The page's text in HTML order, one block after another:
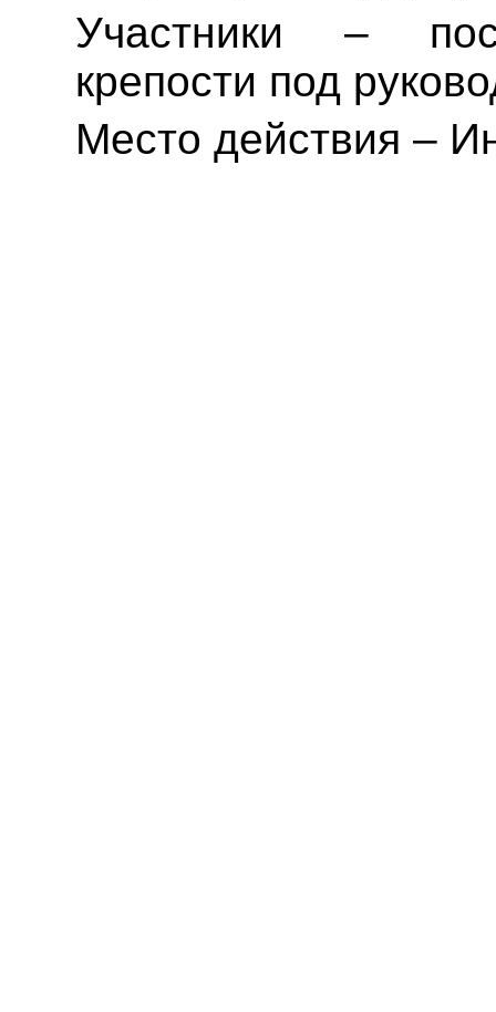
Участники –
крепости под
Место действия –